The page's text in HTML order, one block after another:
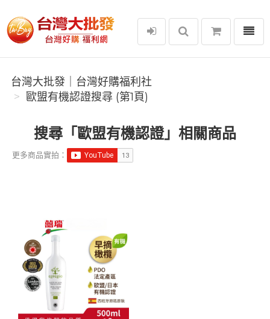
台灣大批發｜台灣好購福利社
選單
台灣大批發｜台灣好購福利社
歐盟有機認證搜尋 (第1頁)
搜尋「歐盟有機認證」相關商品
更多商品實拍：